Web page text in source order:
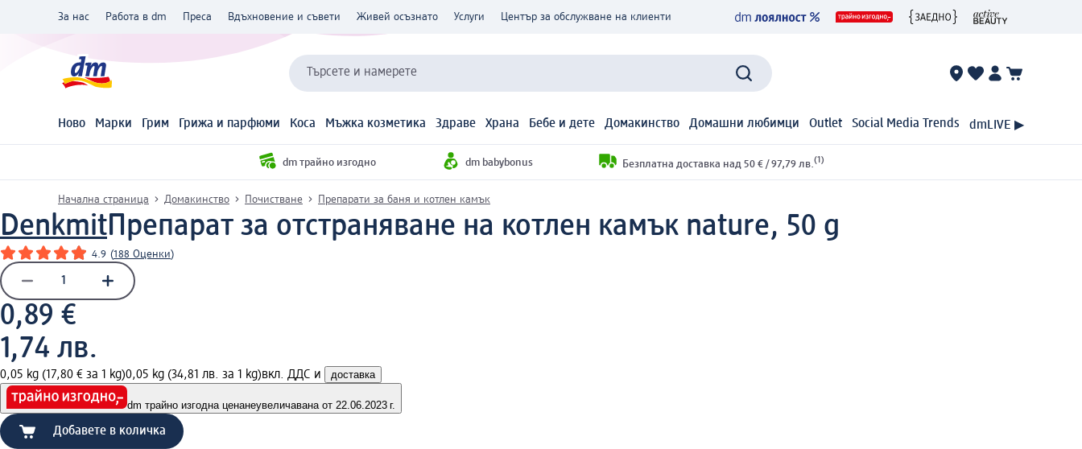
За нас Работа в dm Преса Вдъхновение и съвети Живей осъзнато Услуги Център за обслужване на клиенти
Търсете и намерете
Ново Марки Грим Грижа и парфюми Коса Мъжка козметика Здраве Храна Бебе и дете Домакинство Домашни любимци Outlet Social Media Trends dmLIVE ▶
dm трайно изгодно dm babybonus Безплатна доставка над 50 € / 97,79 лв. (1)
Начална страница Домакинство Почистване Препарати за баня и котлен камък
DenkmitПрепарат за отстраняване на котлен камък nature, 50 g
4.9 (188 Оценки)
0,89 €
1,74 лв.
0,05 kg (17,80 € за 1 kg)0,05 kg (34,81 лв. за 1 kg)вкл. ДДС и доставка
dm трайно изгодна ценанеувеличавана от 22.06.2023 г.
Добавете в количка